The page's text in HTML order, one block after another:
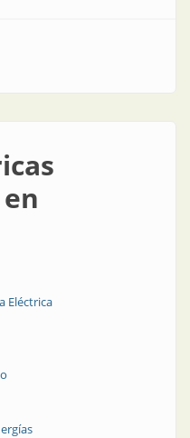
inteligentes: situación en el
Eléctrica